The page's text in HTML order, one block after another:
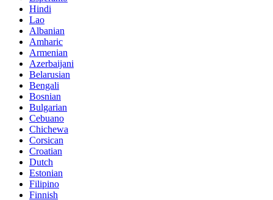
Hindi
Lao
Albanian
Amharic
Armenian
Azerbaijani
Belarusian
Bengali
Bosnian
Bulgarian
Cebuano
Chichewa
Corsican
Croatian
Dutch
Estonian
Filipino
Finnish